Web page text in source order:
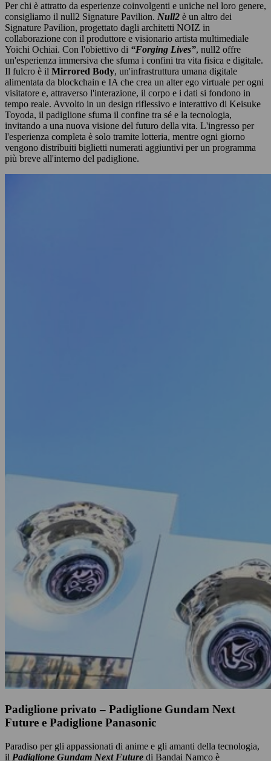
Per chi è attratto da esperienze coinvolgenti e uniche nel loro genere,
consigliamo il null2 Signature Pavilion. Null2 è un altro dei
Signature Pavilion, progettato dagli architetti NOIZ in
collaborazione con il produttore e visionario artista multimediale
Yoichi Ochiai. Con l'obiettivo di “Forging Lives”, null2 offre
un'esperienza immersiva che sfuma i confini tra vita fisica e digitale.
Il fulcro è il Mirrored Body, un'infrastruttura umana digitale
alimentata da blockchain e IA che crea un alter ego virtuale per ogni
visitatore e, attraverso l'interazione, il corpo e i dati si fondono in
tempo reale. Avvolto in un design riflessivo e interattivo di Keisuke
Toyoda, il padiglione sfuma il confine tra sé e la tecnologia,
invitando a una nuova visione del futuro della vita. L'ingresso per
l'esperienza completa è solo tramite lotteria, mentre ogni giorno
vengono distribuiti biglietti numerati aggiuntivi per un programma
più breve all'interno del padiglione.
Padiglione privato – Padiglione Gundam Next
Future e Padiglione Panasonic
Paradiso per gli appassionati di anime e gli amanti della tecnologia,
il Padiglione Gundam Next Future di Bandai Namco è